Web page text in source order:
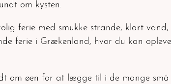
om kysten.
ferie med smukke strande, klart
ferie i Grækenland, hvor du kan
om øen for at lægge til i de mange små